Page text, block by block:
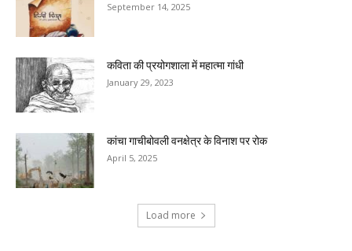
September 14, 2025
कविता की प्रयोगशाला में महात्मा गांधी
January 29, 2023
कांचा गाचीबोवली वनक्षेत्र के विनाश पर रोक
April 5, 2025
Load more